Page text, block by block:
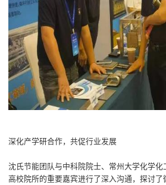
深化产学研合作，共促行业发展
沈氏节能团队与中科院院士、常州大学化学化
高校院所的重要嘉宾进行了深入沟通，探讨